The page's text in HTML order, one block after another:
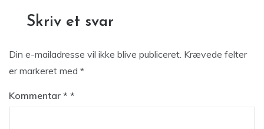
Skriv et svar
Din e-mailadresse vil ikke blive publiceret. Krævede felter
er markeret med *
Kommentar *